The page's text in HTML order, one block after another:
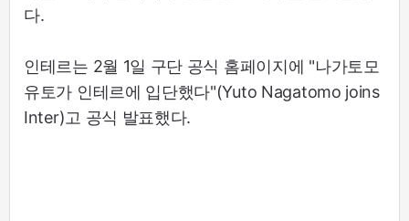
다.
인테르는 2월 1일 구단 공식 홈페이지에 "나가토모
유토가 인테르에 입단했다"(Yuto Nagatomo joins
Inter)고 공식 발표했다.